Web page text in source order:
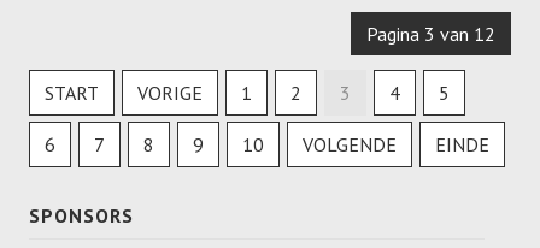
Pagina 3 van 12
START VORIGE 1 2 3 4 5
6 7 8 9 10 VOLGENDE EINDE
SPONSORS